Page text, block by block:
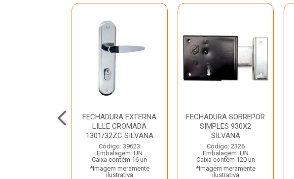
FECHADURA EXTERNA
LILLE CROMADA
1301/32ZC SILVANA
Código: 39623
Embalagem: UN
Caixa contém 16 un
*Imagem meramente
ilustrativa
FECHADURA SOBREPOR
SIMPLES 930X2
SILVANA
Código: 2326
Embalagem: UN
Caixa contém 120 un
*Imagem meramente
ilustrativa